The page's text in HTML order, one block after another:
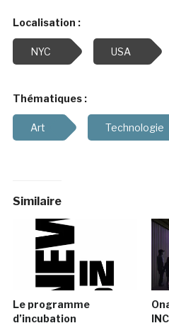
Localisation :
NYC USA
Thématiques :
Art Technologie
Similaire
Le programme
d’incubation